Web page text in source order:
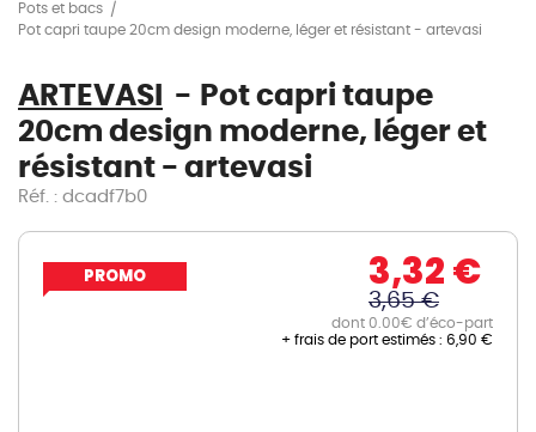
Pots et bacs
Pot capri taupe 20cm design moderne, léger et résistant - artevasi
ARTEVASI
Pot capri taupe
20cm design moderne, léger et
résistant - artevasi
Réf. : dcadf7b0
PROMO 3,32 €
3,65 €
dont 0.00€ d’éco-part
+ frais de port estimés : 6,90 €